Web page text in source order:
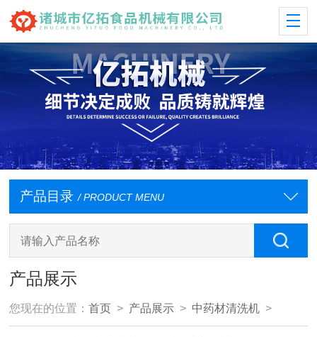
产品目录 / PRODUCT MENU
产品展示
您现在的位置：首页 > 产品展示 > 中药材清洗机 >